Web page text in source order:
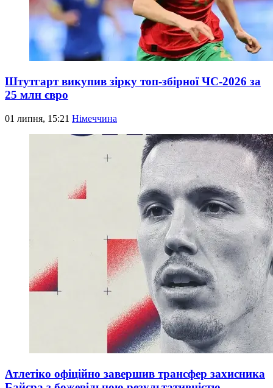
Штутгарт викупив зірку топ-збірної ЧС-2026 за
25 млн євро
01 липня, 15:21 Німеччина
Атлетіко офіційно завершив трансфер захисника